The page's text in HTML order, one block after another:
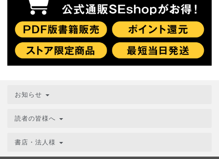
お知らせ
読者の皆様へ
書店・法人様